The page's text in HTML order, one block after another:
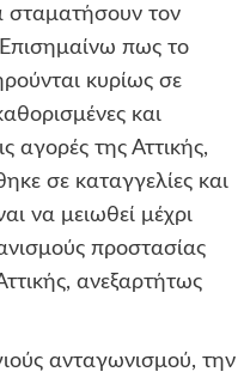
σταματήσουν τον
πως το
κυρίως σε
και
αγορές της Αττικής,
σε καταγγελίες και
να μειωθεί μέχρι
προστασίας
ανεξαρτήτως
ανταγωνισμού, την